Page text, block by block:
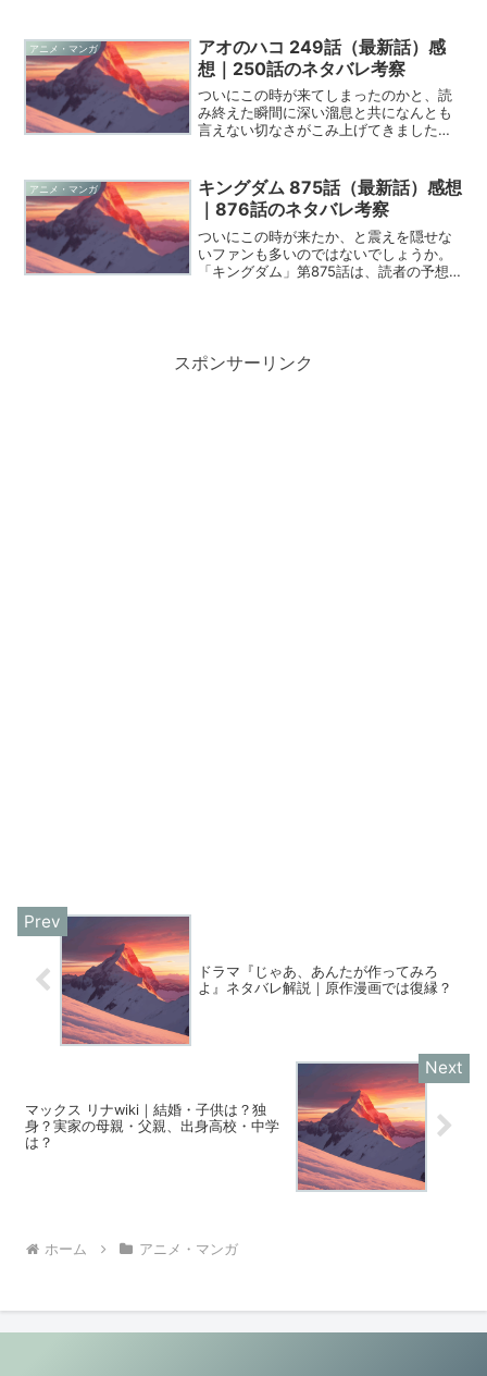
間が何よりの楽しみでした。この作品が
残した、夏の日のサイ...
アニメ・マンガ
アオのハコ 249話（最新話）感
想｜250話のネタバレ考察
ついにこの時が来てしまったのかと、読
み終えた瞬間に深い溜息と共になんとも
言えない切なさがこみ上げてきました。
用で真っ直ぐな恋をずっと見守ってきま
したよね。最新の249話...
アニメ・マンガ
キングダム 875話（最新話）感想
｜876話のネタバレ考察
ついにこの時が来たか、と震えを隠せな
いファンも多いのではないでしょうか。
「キングダム」第875話は、読者の予想
スポンサーリンク
ドラマ『じゃあ、あんたが作ってみろ
よ』ネタバレ解説｜原作漫画では復縁？
マックス リナwiki｜結婚・子供は？独
身？実家の母親・父親、出身高校・中学
は？
ホーム アニメ・マンガ